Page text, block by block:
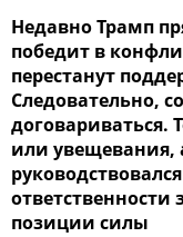
Недавно Трамп
победит в
перестанут
Следовательно,
договариваться.
или увещевания,
позиции силы